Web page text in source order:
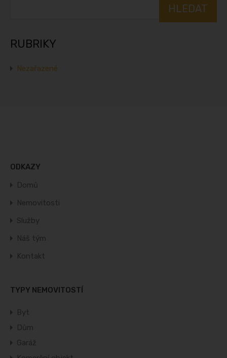
RUBRIKY
Nezařazené
ODKAZY
Domů
Nemovitosti
Služby
Náš tým
Kontakt
TYPY NEMOVITOSTÍ
Byt
Dům
Garáž